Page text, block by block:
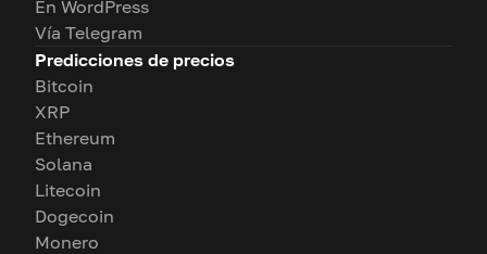
En WordPress
Vía Telegram
Predicciones de precios
Bitcoin
XRP
Ethereum
Solana
Litecoin
Dogecoin
Monero